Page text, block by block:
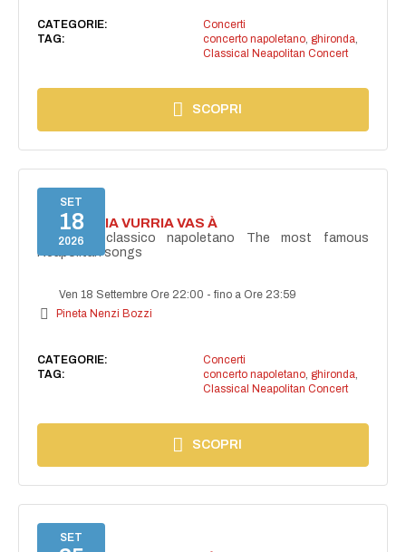
CATEGORIE:
Concerti
TAG:
concerto napoletano, ghironda,
Classical Neapolitan Concert
SCOPRI
SET
18
2026
I'TE VURRIA VURRIA VAS À
Concerto classico napoletano The most famous
Neapolitan songs
Ven 18 Settembre Ore 22:00 -fino a Ore 23:59
Pineta Nenzi Bozzi
CATEGORIE:
Concerti
TAG:
concerto napoletano, ghironda,
Classical Neapolitan Concert
SCOPRI
SET